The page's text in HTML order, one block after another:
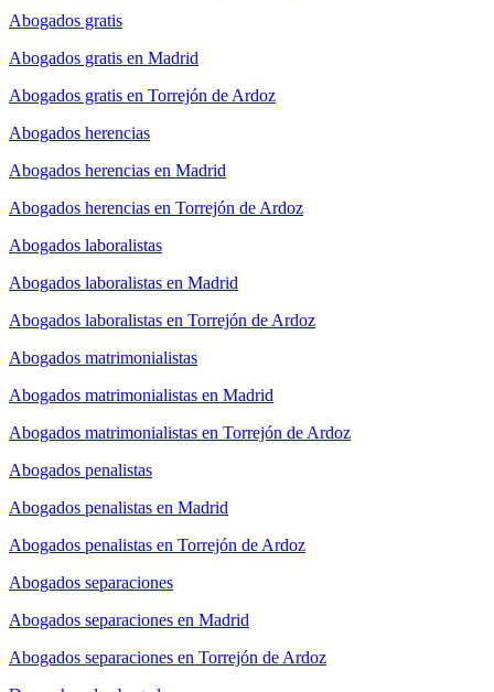
Abogados gratis
Abogados gratis en Madrid
Abogados gratis en Torrejón de Ardoz
Abogados herencias
Abogados herencias en Madrid
Abogados herencias en Torrejón de Ardoz
Abogados laboralistas
Abogados laboralistas en Madrid
Abogados laboralistas en Torrejón de Ardoz
Abogados matrimonialistas
Abogados matrimonialistas en Madrid
Abogados matrimonialistas en Torrejón de Ardoz
Abogados penalistas
Abogados penalistas en Madrid
Abogados penalistas en Torrejón de Ardoz
Abogados separaciones
Abogados separaciones en Madrid
Abogados separaciones en Torrejón de Ardoz